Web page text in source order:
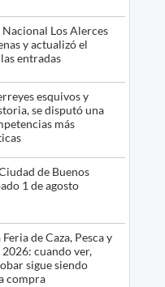
Nacional Los Alerces
y actualizó el
entradas
esquivos y
se disputó una
más
de Buenos
1 de agosto
de Caza, Pesca y
cuando ver,
sigue siendo
compra